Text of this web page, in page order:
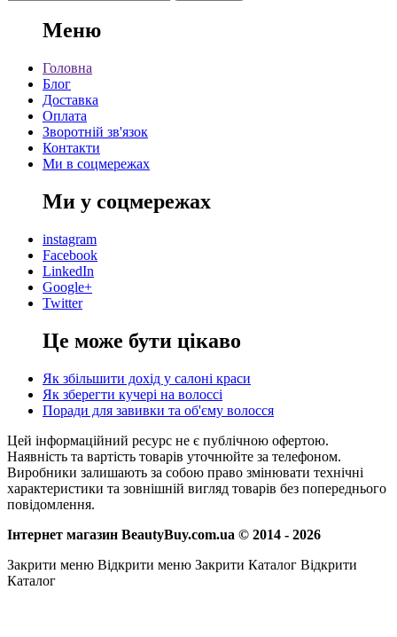
Меню
Головна
Блог
Доставка
Оплата
Зворотній зв'язок
Контакти
Ми в соцмережах
Ми у соцмережах
instagram
Facebook
LinkedIn
Google+
Twitter
Це може бути цікаво
Як збільшити дохід у салоні краси
Як зберегти кучері на волоссі
Поради для завивки та об'єму волосся
Цей інформаційний ресурс не є публічною офертою.
Наявність та вартість товарів уточнюйте за телефоном.
Виробники залишають за собою право змінювати технічні
характеристики та зовнішній вигляд товарів без попереднього
повідомлення.
Інтернет магазин BeautyBuy.com.ua © 2014 - 2026
Закрити меню Відкрити меню Закрити Каталог Відкрити
Каталог